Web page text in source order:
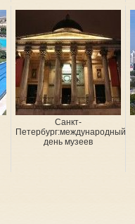
Санкт-
Петербург:международный
день музеев